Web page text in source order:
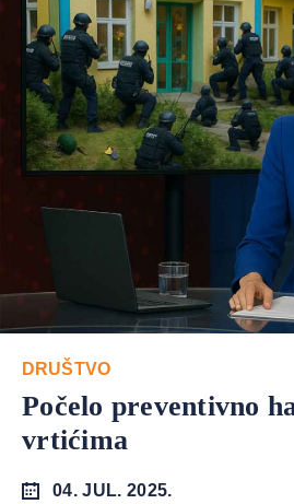
DRUŠTVO
Počelo preventivno
vrtićima
04. JUL. 2025.